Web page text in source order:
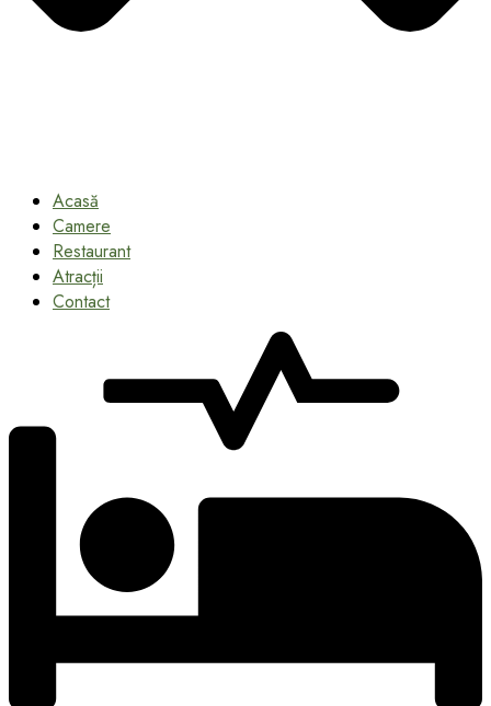
Acasă
Camere
Restaurant
Atracții
Contact